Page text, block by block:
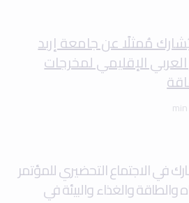
مُمثلًا عن جامعة إربد
الإقليمي لمخرجات
في الاجتماع التحضيري للمؤتمر
والطاقة والغذاء والبيئة في